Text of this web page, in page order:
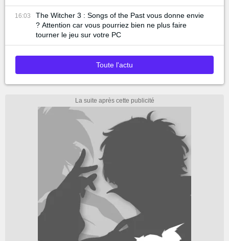
16:03
The Witcher 3 : Songs of the Past vous donne envie
? Attention car vous pourriez bien ne plus faire
tourner le jeu sur votre PC
Toute l'actu